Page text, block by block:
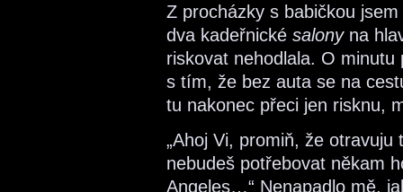
Z procházky s babičkou
dva kadeřnické salonyna
riskovat nehodlala. O
s tím, že bez auta se na
tu nakonec přeci jen risknu,
„Ahoj Vi, promiň, že
nebudeš potřebovat někam
Angeles…“ Nenapadlo mě,